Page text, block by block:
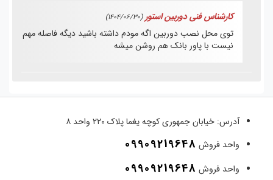
کارشناس فنی دوربین استور (1404/06/30)
توی محل نصب دوربین اگه مودم داشته باشید دیگه فاصله مهم
نیست با پاور بانک هم روشن میشه
آدرس: خیابان جمهوری کوچه یغما پلاک ۲۲۰ واحد ۸
واحد فروش 09909219648
واحد فروش 09909219648